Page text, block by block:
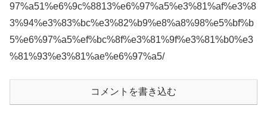
97%a51%e6%9c%8813%e6%97%a5%e3%81%af%e3%8
3%94%e3%83%bc%e3%82%b9%e8%a8%98%e5%bf%b
5%e6%97%a5%ef%bc%8f%e3%81%9f%e3%81%b0%e3
%81%93%e3%81%ae%e6%97%a5/
コメントを書き込む